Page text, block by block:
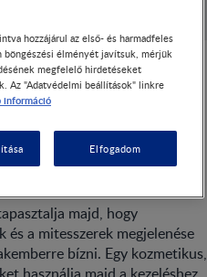
majd, hogy
a mitesszerek megjelenése
bízni. Egy kozmetikus,
hozzájárul az első- és harmadfeles
böngészési élményét javítsuk, mérjük
megfelelő hirdetéseket
Az "Adatvédelmi beállítások" linkre
információ
Elfogadom